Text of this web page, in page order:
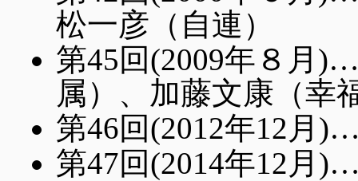
松一彦（自連）
第45回(2009年８月
属）、加藤文康（幸
第46回(2012年12月
第47回(2014年12月